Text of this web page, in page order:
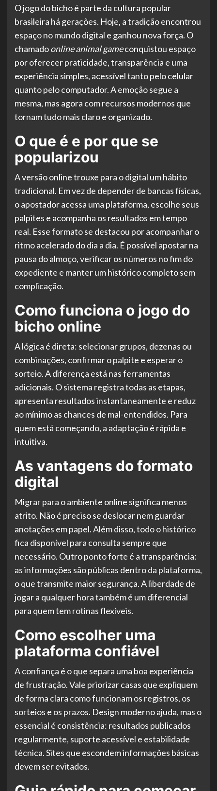
O jogo do bicho é parte da cultura popular
brasileira há gerações. Hoje, a tradição encontrou
espaço no mundo digital e ganhou nova força. O
chamadoonline animal gameconquistou espaço
por oferecer praticidade, transparência e uma
experiência simples, acessível tanto pelo celular
quanto pelo computador. A emoção segue a
mesma, mas agora com recursos modernos que
tornam tudo mais claro e organizado.
O que é e por que se
popularizou
A versão online trouxe para o digital um hábito
tradicional. Em vez de depender de bancas físicas,
o apostador acessa uma plataforma, escolhe seus
palpites e acompanha os resultados em tempo
real. Esse formato se destacou por acompanhar o
ritmo acelerado do dia a dia. É possível apostar na
pausa do almoço, verificar os números no fim do
expediente e manter um histórico completo sem
complicação.
Como funciona o jogo do
bicho online
A lógica é direta: selecionar grupos, dezenas ou
combinações, confirmar o palpite e esperar o
sorteio. A diferença está nas ferramentas
adicionais. O sistema registra todas as etapas,
apresenta resultados instantaneamente e reduz
ao mínimo as chances de mal-entendidos. Para
quem está começando, a adaptação é rápida e
intuitiva.
As vantagens do formato
digital
Migrar para o ambiente online significa menos
atrito. Não é preciso se deslocar nem guardar
anotações em papel. Além disso, todo o histórico
fica disponível para consulta sempre que
necessário. Outro ponto forte é a transparência:
as informações são públicas dentro da plataforma,
o que transmite maior segurança. A liberdade de
jogar a qualquer hora também é um diferencial
para quem tem rotinas flexíveis.
Como escolher uma
plataforma confiável
A confiança é o que separa uma boa experiência
de frustração. Vale priorizar casas que expliquem
de forma clara como funcionam os registros, os
sorteios e os prazos. Design moderno ajuda, mas o
essencial é consistência: resultados publicados
regularmente, suporte acessível e estabilidade
técnica. Sites que escondem informações básicas
devem ser evitados.